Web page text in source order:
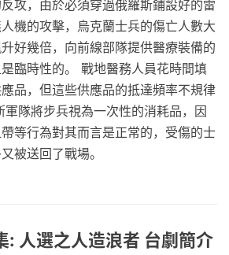
攻，由於必須穿過俄羅斯鋪設好的雷
機的攻擊，烏克蘭士兵的傷亡人數大
好幾倍，向前線部隊提供醫療裝備的
臨時性的。 戰地醫務人員花時間填
品，但這些供應品的抵達頻率不規律
隊將步兵視為一次性的消耗品，因
等行為對其而言是正常的，受傷的士
被送回了戰場。
: 人選之人造浪者 台劇簡介